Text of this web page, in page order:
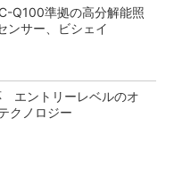
Q100準拠の高分解能照
ンサー、ビシェイ
エントリーレベルのオ
クノロジー